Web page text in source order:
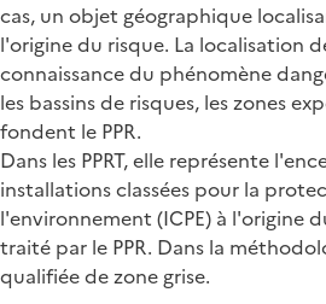
cas, un objet géographique
l'origine du risque. La localisation
connaissance du phénomène
les bassins de risques, les zones
fondent le PPR.
Dans les PPRT, elle représente
installations classées pour la
l'environnement (ICPE) à l'origine
traité par le PPR. Dans la
qualifiée de zone grise.